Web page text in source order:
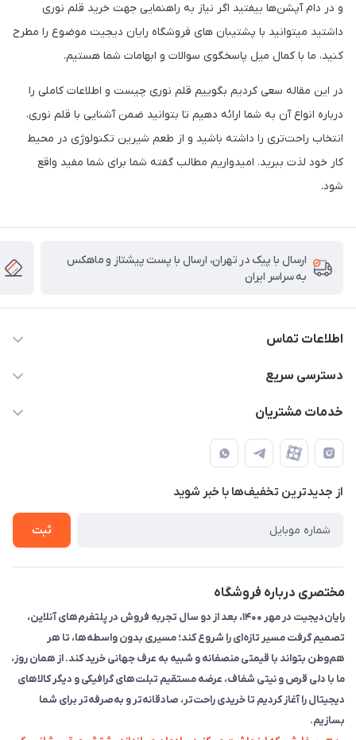
و در دام آپشن‌ها بیفتید اگر نیاز به راهنمایی جهت خرید قلم نوری
داشتید میتوانید با پشتیبان های فروشگاه رایان دیجیت موضوع را مطرح
کنید، ما با کمال میل پاسخگوی سوالات و ابهامات شما هستیم.
در این مقاله سعی کردیم بگوییم قلم نوری چیست و اطلاعات کاملی را
درباره انواع آن به‌ شما ارائه دهیم تا بتوانید ضمن آشنایی با قلم نوری،
انتخاب راحت‌تری را داشته باشید و از طعم شیرین تکنولوژی در محیط
کار خود لذت ببرید‌. امیدواریم مطالب گفته شما برای شما مفید واقع
شود.
ارسال با پیک در تهران، ارسال با پست پیشتاز و ماهکس
به سراسر ایران
اطلاعات تماس
۰۲۱91095320 - 09120057355 - 09915561288
حضوری از قبل با پشتیبان های فروشگاه هماهنگ کنید)
دسترسی سریع
حساب کاربری
لیست محصولات
تماس با ما
خدمات مشتریان
قوانین و مقررات
حریم خصوصی
راهنما
از جدید‌ترین تخفیف‌ها با‌ خبر شوید
ثبت
مختصری درباره فروشگاه
رایان‌دیجیت در مهر ۱۴۰۰، بعد از دو سال تجربه فروش در پلتفرم‌های آنلاین،
تصمیم گرفت مسیر تازه‌ای را شروع کند؛ مسیری بدون واسطه‌ها، تا هر
هم‌وطن بتواند با قیمتی منصفانه و شبیه به عرف جهانی خرید کند. از همان روز،
ما با دلی قرص و نیتی شفاف، عرضه مستقیم تبلت‌های گرافیکی و دیگر کالاهای
دیجیتال را آغاز کردیم تا خریدی راحت‌تر، صادقانه‌تر و به‌صرفه‌تر برای شما
بسازیم.